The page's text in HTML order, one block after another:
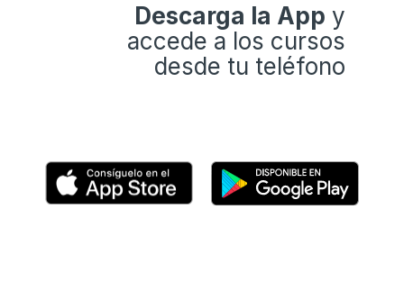
Descarga la App y
accede a los cursos
desde tu teléfono